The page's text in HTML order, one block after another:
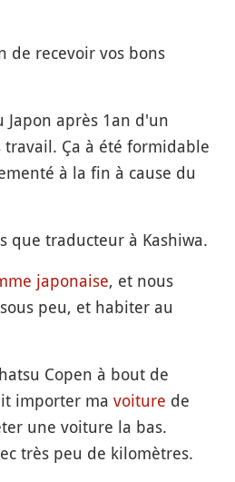
de recevoir vos bons
Japon après 1an d'un
travail. Ça à été formidable
à la fin à cause du
que traducteur à Kashiwa.
japonaise, et nous
peu, et habiter au
Copen à bout de
importer ma voiture de
une voiture la bas.
très peu de kilomètres.